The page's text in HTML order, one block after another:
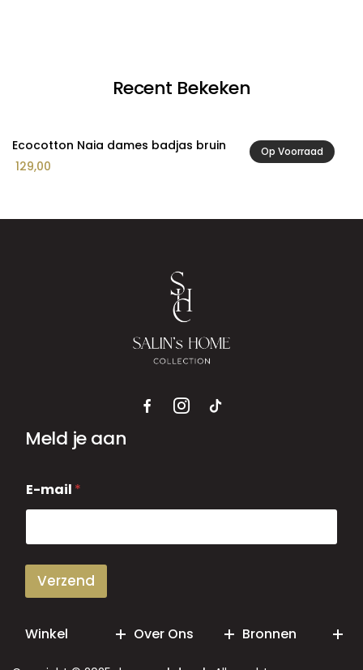
Recent Bekeken
Op Voorraad
Ecocotton Naia dames badjas bruin
129,00
Meld je aan
-
m
i
E-mail *
Verzend
Winkel Over Ons Bronnen